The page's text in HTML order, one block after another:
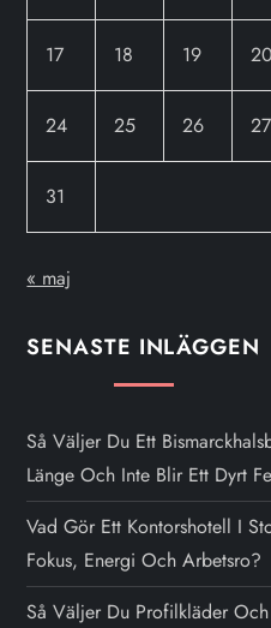
17 18 19 20
24 25 26 27
31
« maj
SENASTE INLÄGGEN
Så Väljer Du Ett
Länge Och Inte Blir Ett Dyrt
Vad Gör Ett Kontorshotell I
Fokus, Energi Och Arbetsro?
Så Väljer Du Profilkläder